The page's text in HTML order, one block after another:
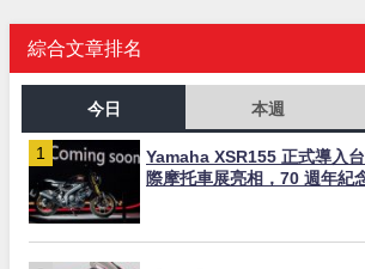
綜合文章排名
今日 本週
Yamaha XSR155 正式導入
際摩托車展亮相，70 週年紀